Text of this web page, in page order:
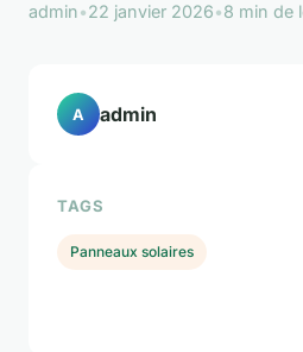
admin•22 janvier 2026•8 min de
A admin
TAGS
Panneaux solaires